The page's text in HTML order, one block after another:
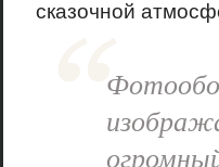
сказочной